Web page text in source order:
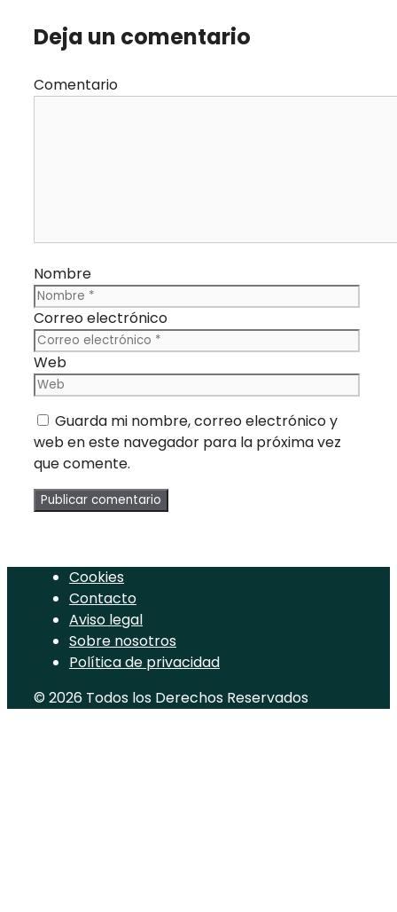
Deja un comentario
Comentario
Nombre
Correo electrónico
Web
Guarda mi nombre, correo electrónico y
web en este navegador para la próxima vez
que comente.
Cookies
Contacto
Aviso legal
Sobre nosotros
Política de privacidad
© 2026 Todos los Derechos Reservados